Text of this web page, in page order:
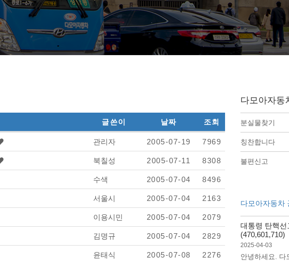
글쓴이 날짜 조회
관리자 2005-07-19 7969
북칠성 2005-07-11 8308
수색 2005-07-04 8496
서울시 2005-07-04 2163
이용시민 2005-07-04 2079
김명규 2005-07-04 2829
윤태식 2005-07-08 2276
다모아자동
분실물찾기
칭찬합니다
불편신고
다모아자동차
대통령 탄핵선
(470,601,710)
2025-04-03
안녕하세요. 다